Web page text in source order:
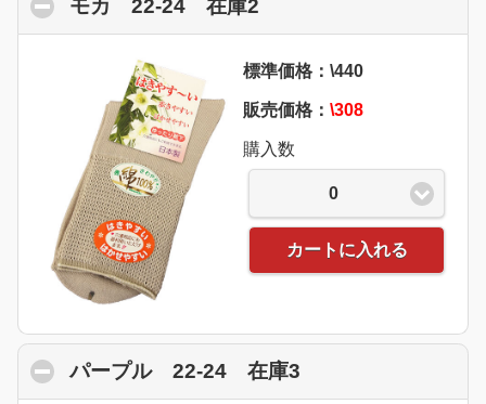
モカ 22-24 在庫2
標準価格：\440
販売価格： \308
購入数
0
カートに入れる
パープル 22-24 在庫3